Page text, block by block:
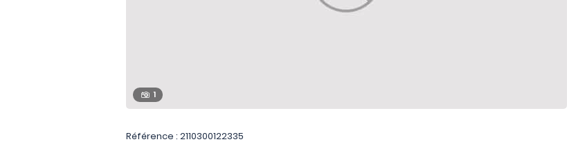
1
Référence : 2110300122335